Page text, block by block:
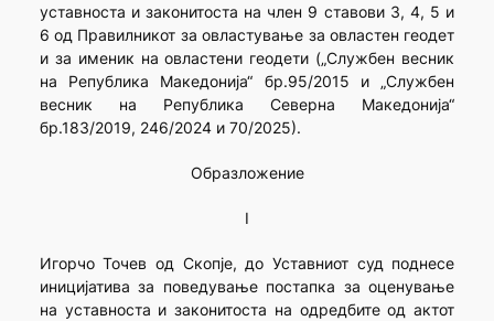
уставноста и законитоста на член 9 ставови 3, 4, 5 и
6 од Правилникот за овластување за овластен геодет
и за именик на овластени геодети („Службен весник
на Република Македонија“ бр.95/2015 и „Службен
весник на Република Северна Македонија“
бр.183/2019, 246/2024 и 70/2025).
Образложение
I
Игорчо Точев од Скопје, до Уставниот суд поднесе
иницијатива за поведување постапка за оценување
на уставноста и законитоста на одредбите од актот